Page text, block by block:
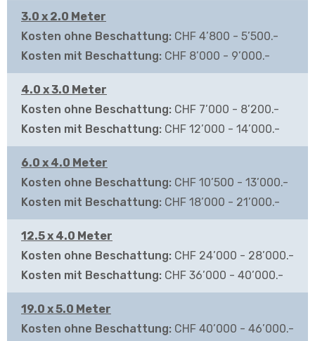
3.0 x 2.0 Meter
CHF 4’800 - 5’500.-
CHF 8’000 - 9’000.-
4.0 x 3.0 Meter
CHF 7’000 - 8’200.-
CHF 12’000 - 14’000.-
6.0 x 4.0 Meter
CHF 10’500 - 13’000.-
CHF 18’000 - 21’000.-
12.5 x 4.0 Meter
CHF 24’000 - 28’000.-
CHF 36’000 - 40’000.-
19.0 x 5.0 Meter
CHF 40’000 - 46’000.-